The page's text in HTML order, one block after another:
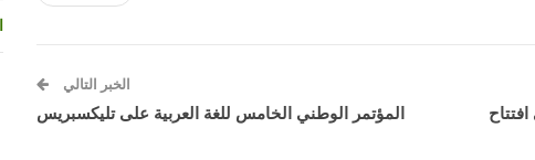
الخبر التالي
المؤتمر الوطني الخامس للغة العربية على تليكسبريس